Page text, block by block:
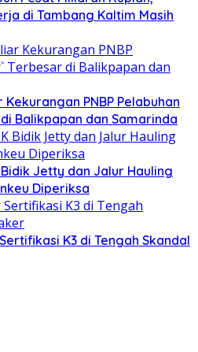
di Tambang Kaltim Masih
Kekurangan PNBP Pelabuhan
Balikpapan dan Samarinda
Jetty dan Jalur Hauling
Diperiksa
K3 di Tengah Skandal